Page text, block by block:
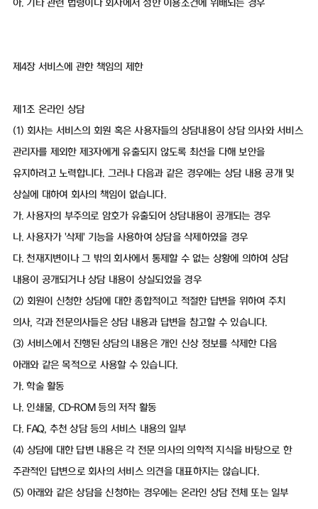
아. 기타 관련 법령이나 회사에서 정한 이용조건에 위배되는 경우
제4장 서비스에 관한 책임의 제한
제1조 온라인 상담
(1) 회사는 서비스의 회원 혹은 사용자들의 상담내용이 상담 의사와 서비스
관리자를 제외한 제3자에게 유출되지 않도록 최선을 다해 보안을
유지하려고 노력합니다. 그러나 다음과 같은 경우에는 상담 내용 공개 및
상실에 대하여 회사의 책임이 없습니다.
가. 사용자의 부주의로 암호가 유출되어 상담내용이 공개되는 경우
나. 사용자가 '삭제' 기능을 사용하여 상담을 삭제하였을 경우
다. 천재지변이나 그 밖의 회사에서 통제할 수 없는 상황에 의하여 상담
내용이 공개되거나 상담 내용이 상실되었을 경우
(2) 회원이 신청한 상담에 대한 종합적이고 적절한 답변을 위하여 주치
의사, 각과 전문의사들은 상담 내용과 답변을 참고할 수 있습니다.
(3) 서비스에서 진행된 상담의 내용은 개인 신상 정보를 삭제한 다음
아래와 같은 목적으로 사용할 수 있습니다.
가. 학술 활동
나. 인쇄물, CD-ROM 등의 저작 활동
다. FAQ, 추천 상담 등의 서비스 내용의 일부
(4) 상담에 대한 답변 내용은 각 전문 의사의 의학적 지식을 바탕으로 한
주관적인 답변으로 회사의 서비스 의견을 대표하지는 않습니다.
(5) 아래와 같은 상담을 신청하는 경우에는 온라인 상담 전체 또는 일부